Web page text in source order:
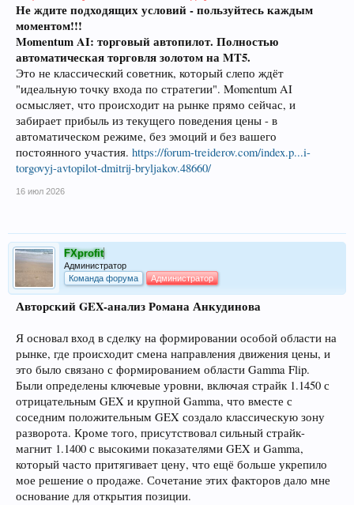
Не ждите подходящих условий - пользуйтесь каждым
моментом!!!
Momentum AI: торговый автопилот. Полностью
автоматическая торговля золотом на MT5.
Это не классический советник, который слепо ждёт
"идеальную точку входа по стратегии". Momentum AI
осмысляет, что происходит на рынке прямо сейчас, и
забирает прибыль из текущего поведения цены - в
автоматическом режиме, без эмоций и без вашего
постоянного участия. https://forum-treiderov.com/index.p...i-
torgovyj-avtopilot-dmitrij-bryljakov.48660/
16 июл 2026
FXprofit
Администратор
Команда форума
Администратор
Авторский GEX-анализ Романа Анкудинова
Я основал вход в сделку на формировании особой области на
рынке, где происходит смена направления движения цены, и
это было связано с формированием области Gamma Flip.
Были определены ключевые уровни, включая страйк 1.1450 с
отрицательным GEX и крупной Gamma, что вместе с
соседним положительным GEX создало классическую зону
разворота. Кроме того, присутствовал сильный страйк-
магнит 1.1400 с высокими показателями GEX и Gamma,
который часто притягивает цену, что ещё больше укрепило
мое решение о продаже. Сочетание этих факторов дало мне
основание для открытия позиции.